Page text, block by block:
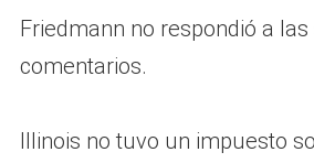
Friedmann no respondió a
comentarios.
Illinois no tuvo un impuesto